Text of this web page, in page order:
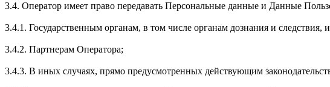
3.4. Оператор имеет право передавать Персональные данные и Данные
3.4.1. Государственным органам, в том числе органам дознания и
3.4.2. Партнерам Оператора;
3.4.3. В иных случаях, прямо предусмотренных действующим